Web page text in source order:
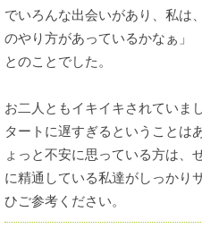
でいろんな出会いがあり、私は
のやり方があっているかなぁ」
とのことでした。
お二人ともイキイキされていま
タートに遅すぎるということは
ょっと不安に思っている方は、
に精通している私達がしっかり
ひご参考ください。